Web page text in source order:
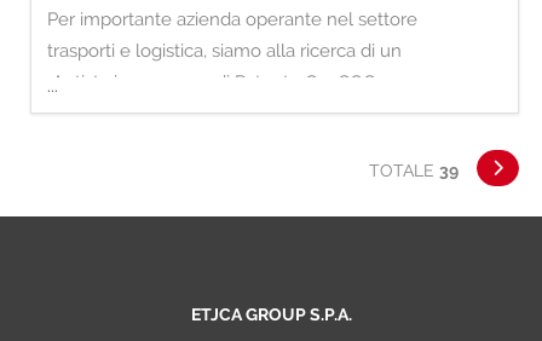
Per importante azienda operante nel settore
trasporti e logistica, siamo alla ricerca di un
Autista in possesso di Patente C e CQC
Merci La risorsa si occuperà di: · Attività
· Movimentazione di rimorchi tra diverse
...
TOTALE 39
ETJCA GROUP S.P.A.